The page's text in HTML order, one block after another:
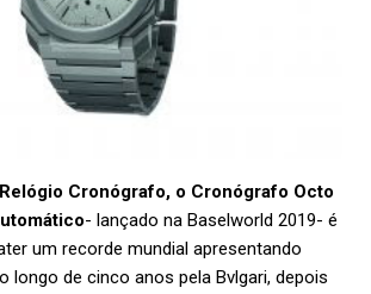
Relógio Cronógrafo, o Cronógrafo Octo
- lançado na Baselworld 2019- é
um recorde mundial apresentando
longo de cinco anos pela Bvlgari, depois